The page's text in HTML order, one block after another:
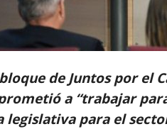
de Juntos por el
a “trabajar
legislativa para el